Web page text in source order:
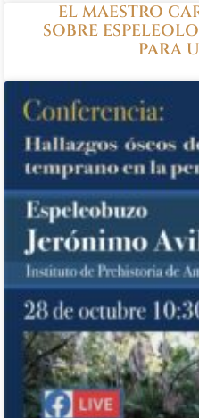
EL MAESTRO
SOBRE
PARA